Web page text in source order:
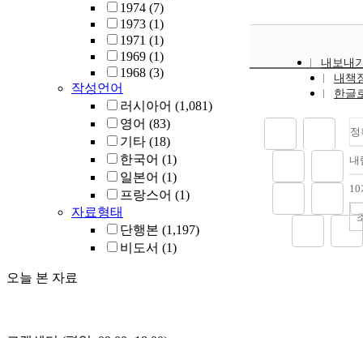
1974 (7)
1973 (1)
1971 (1)
1969 (1)
1968 (3)
작성언어
러시아어 (1,081)
영어 (83)
기타 (18)
한국어 (1)
일본어 (1)
프랑스어 (1)
자료형태
단행본 (1,197)
비도서 (1)
오늘 본 자료
내보내
내책
한글
내